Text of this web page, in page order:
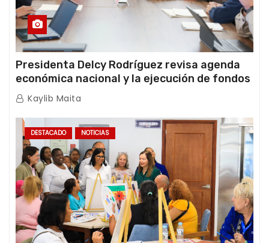
Presidenta Delcy Rodríguez revisa agenda
económica nacional y la ejecución de fondos
de emergencia post-sismos
Kaylib Maita
DESTACADO NOTICIAS